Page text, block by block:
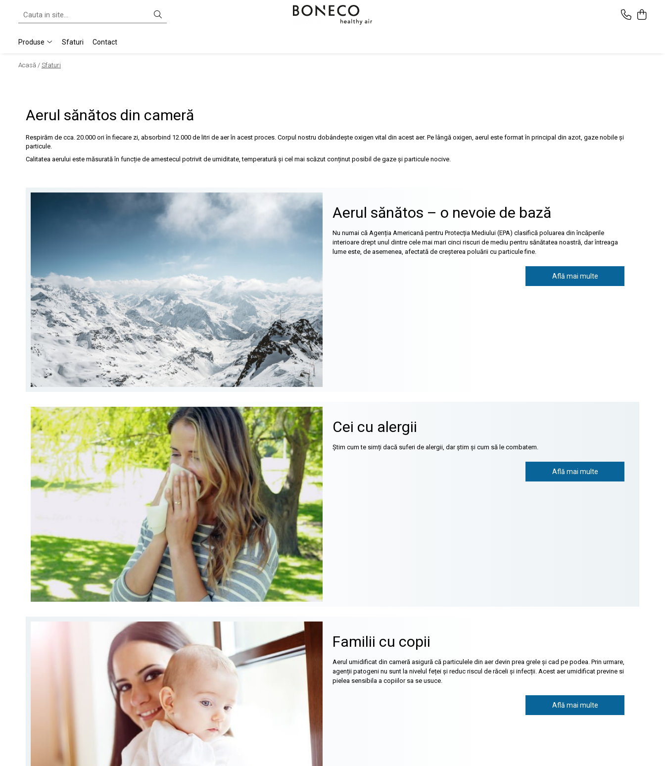
Umidificatoare
Umidificatoare Steamer
Umidificatoare Ultrasonice
Purificatoare
Ventilatoare Air Shower
Produse Sfaturi Contact
Acasă / Sfaturi
Aerul sănătos din cameră
Respirăm de cca. 20.000 ori în fiecare zi, absorbind 12.000 de litri de aer în acest proces. Corpul nostru dobândește oxigen vital din acest aer. Pe lângă oxigen, aerul este format în principal din azot, gaze nobile și
particule.
Calitatea aerului este măsurată în funcție de amestecul potrivit de umiditate, temperatură și cel mai scăzut conținut posibil de gaze și particule nocive.
Aerul sănătos – o nevoie de bază
Nu numai că Agenția Americană pentru Protecția Mediului (EPA) clasifică poluarea din încăperile
interioare drept unul dintre cele mai mari cinci riscuri de mediu pentru sănătatea noastră, dar întreaga
lume este, de asemenea, afectată de creșterea poluării cu particule fine.
Află mai multe
Cei cu alergii
Știm cum te simți dacă suferi de alergii, dar știm și cum să le combatem.
Află mai multe
Familii cu copii
Aerul umidificat din cameră asigură că particulele din aer devin prea grele și cad pe podea. Prin urmare,
agenții patogeni nu sunt la nivelul feței și reduc riscul de răceli și infecții. Acest aer umidificat previne si
pielea sensibila a copiilor sa se usuce.
Află mai multe